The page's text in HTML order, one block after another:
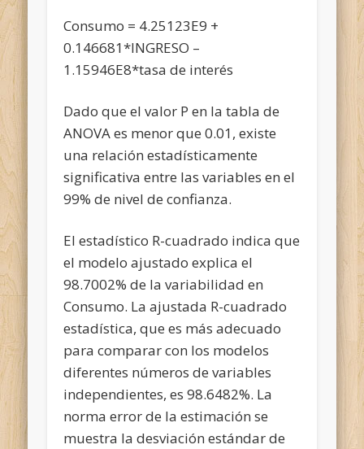
Consumo = 4.25123E9 +
0.146681*INGRESO –
1.15946E8*tasa de interés
Dado que el valor P en la tabla de
ANOVA es menor que 0.01, existe
una relación estadísticamente
significativa entre las variables en el
99% de nivel de confianza.
El estadístico R-cuadrado indica que
el modelo ajustado explica el
98.7002% de la variabilidad en
Consumo. La ajustada R-cuadrado
estadística, que es más adecuado
para comparar con los modelos
diferentes números de variables
independientes, es 98.6482%. La
norma error de la estimación se
muestra la desviación estándar de